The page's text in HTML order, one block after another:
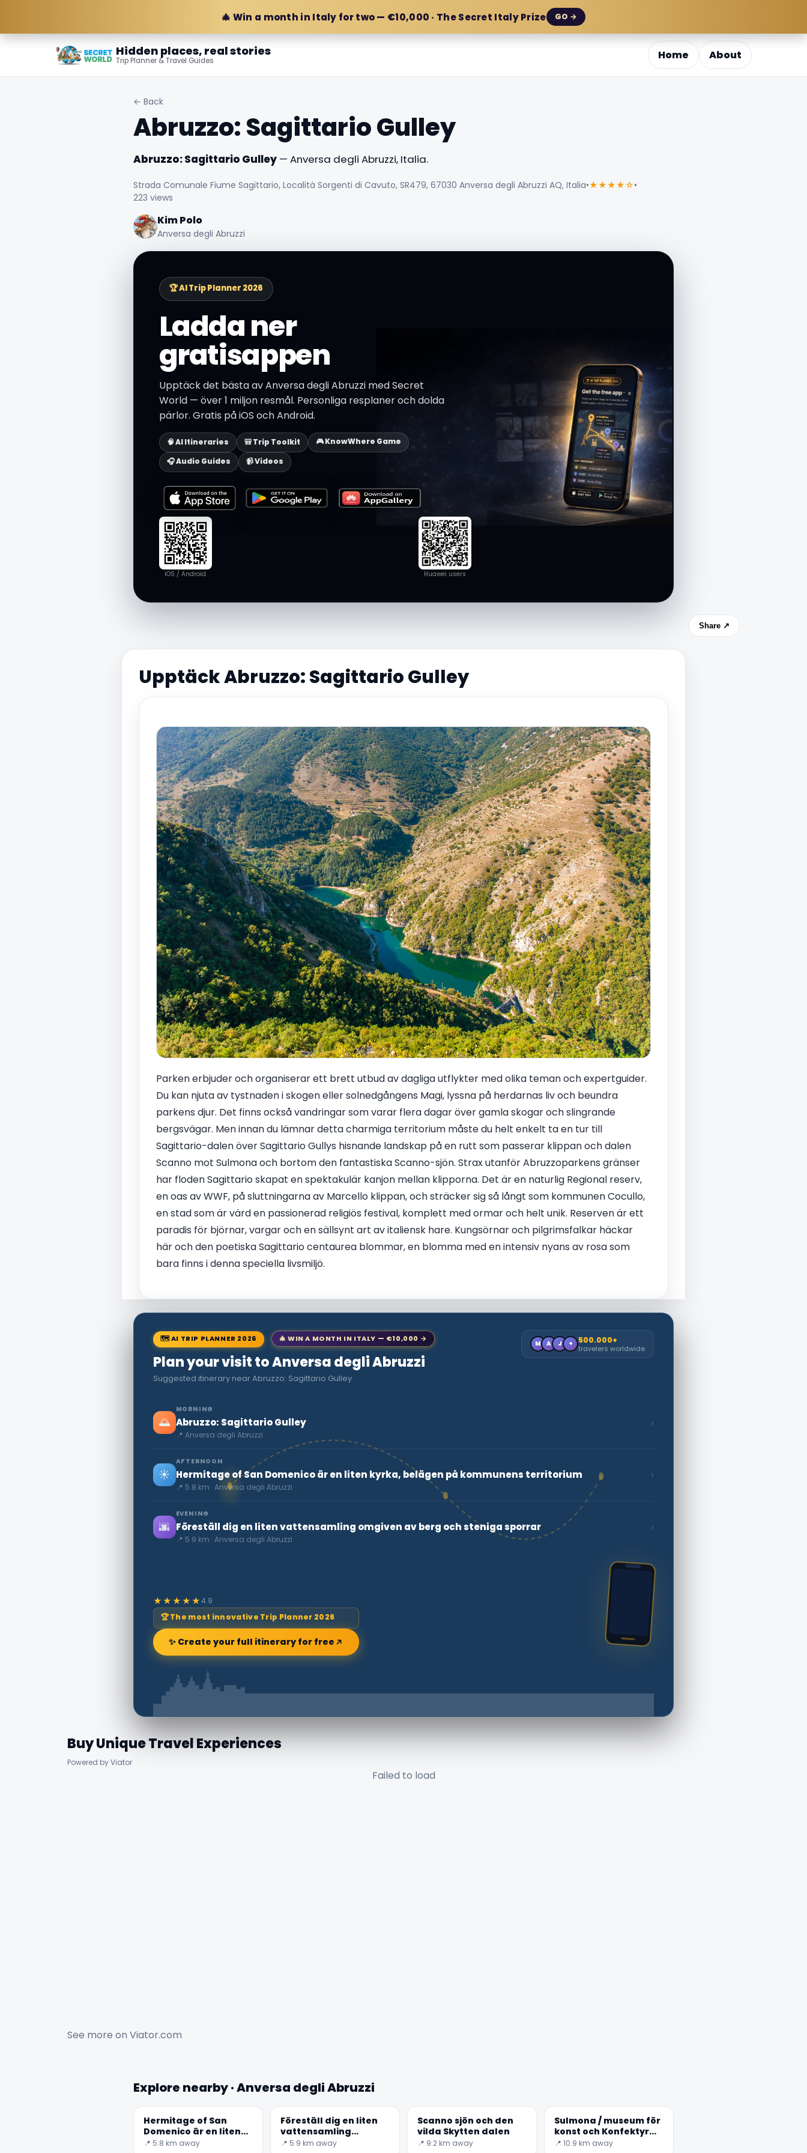
🎄 Win a month in Italy for two — €10,000 · The Secret Italy Prize GO →
Hidden places, real stories
Trip Planner & Travel Guides Home About
← Back
Abruzzo: Sagittario Gulley
Abruzzo: Sagittario Gulley— Anversa degli Abruzzi, Italia.
Strada Comunale Fiume Sagittario, Località Sorgenti di Cavuto, SR479, 67030 Anversa degli Abruzzi AQ, Italia•★★★★☆•
223 views
Kim Polo
Anversa degli Abruzzi
🏆 AI Trip Planner 2026
Ladda ner
gratisappen
Upptäck det bästa av Anversa degli Abruzzi med Secret
World — över 1 miljon resmål. Personliga resplaner och dolda
pärlor. Gratis på iOS och Android.
🧠 AI Itineraries 🎒 Trip Toolkit
🎮 KnowWhere Game
🎧 Audio Guides
📹 Videos
iOS / Android Huawei users
Share ↗
Upptäck Abruzzo: Sagittario Gulley
Parken erbjuder och organiserar ett brett utbud av dagliga utflykter med olika teman och expertguider.
Du kan njuta av tystnaden i skogen eller solnedgångens Magi, lyssna på herdarnas liv och beundra
parkens djur. Det finns också vandringar som varar flera dagar över gamla skogar och slingrande
bergsvägar. Men innan du lämnar detta charmiga territorium måste du helt enkelt ta en tur till
Sagittario-dalen över Sagittario Gullys hisnande landskap på en rutt som passerar klippan och dalen
Scanno mot Sulmona och bortom den fantastiska Scanno-sjön. Strax utanför Abruzzoparkens gränser
har floden Sagittario skapat en spektakulär kanjon mellan klipporna. Det är en naturlig Regional reserv,
en oas av WWF, på sluttningarna av Marcello klippan, och sträcker sig så långt som kommunen Cocullo,
en stad som är värd en passionerad religiös festival, komplett med ormar och helt unik. Reserven är ett
paradis för björnar, vargar och en sällsynt art av italiensk hare. Kungsörnar och pilgrimsfalkar häckar
här och den poetiska Sagittario centaurea blommar, en blomma med en intensiv nyans av rosa som
bara finns i denna speciella livsmiljö.
🗺 AI TRIP PLANNER 2026 🎄 WIN A MONTH IN ITALY — €10,000 →
Plan your visit to Anversa degli Abruzzi
Suggested itinerary near Abruzzo: Sagittario Gulley
M A J + 500.000+
travelers worldwide
🌅
MORNING
Abruzzo: Sagittario Gulley
📍 Anversa degli Abruzzi
›
☀️
AFTERNOON
Hermitage of San Domenico är en liten kyrka, belägen på kommunens territorium
📍 5.8 km · Anversa degli Abruzzi
›
🌆
EVENING
Föreställ dig en liten vattensamling omgiven av berg och steniga sporrar
📍 5.9 km · Anversa degli Abruzzi
›
★★★★★4.9
🏆 The most innovative Trip Planner 2026
✨ Create your full itinerary for free
Buy Unique Travel Experiences
Powered by Viator
Failed to load
See more on Viator.com
Explore nearby · Anversa degli Abruzzi
Hermitage of San
Domenico är en liten
kyrka, belägen på
📍 5.8 km away
Föreställ dig en liten
vattensamling
omgiven av berg och
📍 5.9 km away
Scanno sjön och den
vilda Skytten dalen
📍 9.2 km away
Sulmona / museum för
konst och Konfektyr
teknik
📍 10.9 km away